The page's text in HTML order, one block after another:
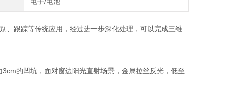
、跟踪等传统应用，经过进一步深化处理，可以完成三维
的凹坑，面对窗边阳光直射场景，金属拉丝反光，低至